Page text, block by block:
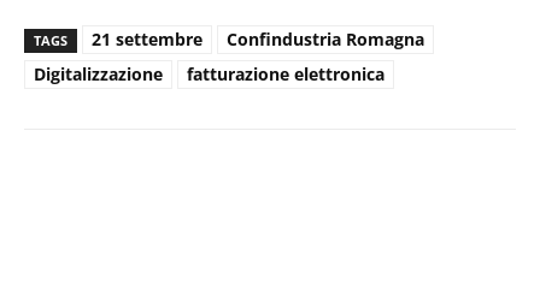
TAGS 21 settembre
Confindustria Romagna
Digitalizzazione
fatturazione elettronica